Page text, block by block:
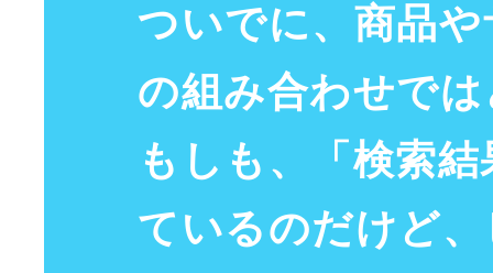
ついでに、 商品や
の組み合わせで
もしも、「 検索結
ているのだけど、